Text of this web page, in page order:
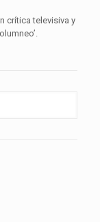
crítica televisiva y